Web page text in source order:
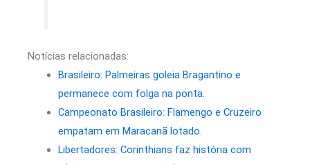
Notícias relacionadas:
Brasileiro: Palmeiras goleia Bragantino e
permanece com folga na ponta.
Campeonato Brasileiro: Flamengo e Cruzeiro
empatam em Maracanã lotado.
Libertadores: Corinthians faz história com